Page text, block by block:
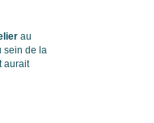
au
sein de la
aurait